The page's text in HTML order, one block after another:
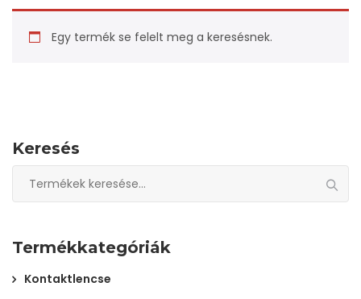
Egy termék se felelt meg a keresésnek.
Keresés
Termékkategóriák
Kontaktlencse